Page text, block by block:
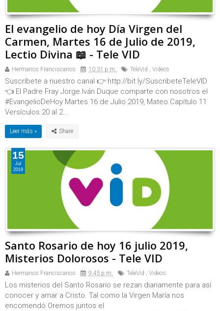
El evangelio de hoy Día Virgen del
Carmen, Martes 16 de Julio de 2019,
Lectio Divina 📖 - Tele VID
Hermanos Franciscanos 10:31 p.m. TeleVid , Videos
Suscríbete a nuestro canal 👉 http://bit.ly/SuscribeteTeleVID
👈 El Padre Fray Jorge Iván Duque comparte con nosotros el
#EvangelioDeHoy Martes 16 de Julio 2019, Mateo Capítulo 11
Versículos 20 al 2...
Leer más »
Santo Rosario de hoy 16 julio 2019,
Misterios Dolorosos - Tele VID
Hermanos Franciscanos 9:45 p.m. TeleVid , Videos
Los misterios del Santo Rosario se rezan diariamente para así
conocer y amar a Cristo. Tal como la Virgen María nos
encomendó Oremos juntos el
15
Jul
2019